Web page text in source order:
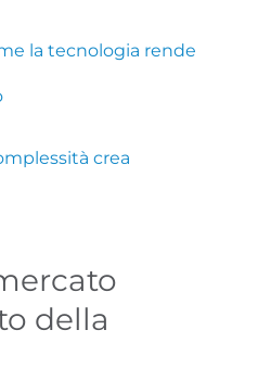
la tecnologia rende
crea
della